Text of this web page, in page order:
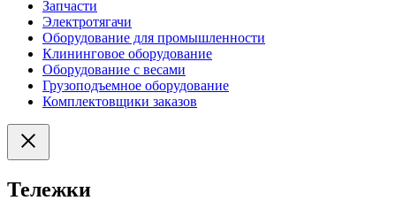
Запчасти
Электротягачи
Оборудование для промышленности
Клининговое оборудование
Оборудование с весами
Грузоподъемное оборудование
Комплектовщики заказов
Тележки